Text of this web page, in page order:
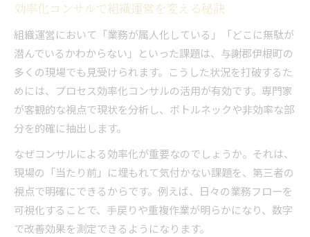
効率化コンサルで組織運営を変える秘訣
組織運営において「業務が属人化している」「どこに無駄が
潜んでいるかわからない」といった課題は、与謝郡伊根町の
多くの現場でも見受けられます。こうした状況を打破するた
めには、プロセス効率化コンサルの活用が有効です。専門家
が客観的な視点で現状を分析し、ボトルネックや非効率な部
分を的確に抽出します。
なぜコンサルによる効率化が重要なのでしょうか。それは、
現場の「当たり前」に埋もれて気付かない課題を、第三者の
視点で明確にできるからです。例えば、日々の業務フローを
可視化することで、手戻りや重複作業が明らかになり、数字
で改善効果を測定できるようになります。